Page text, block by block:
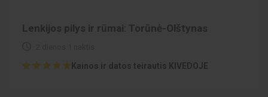
Lenkijos pilys ir rūmai: Torūnė-Olštynas
Kainos ir datos teirautis KIVEDOJE